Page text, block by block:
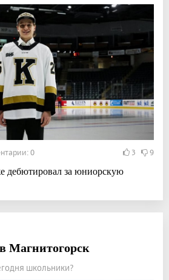
0 3 9
дебютировал за юниорскую
Магнитогорск
школьники?